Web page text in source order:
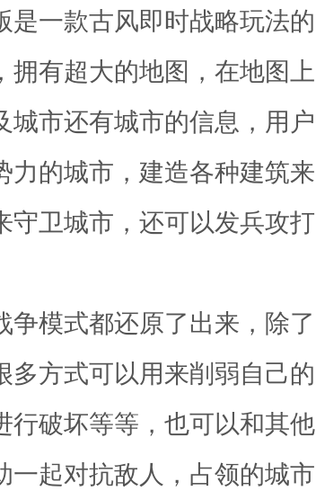
一款古风即时战略玩法的
有超大的地图，在地图上
市还有城市的信息，用户
的城市，建造各种建筑来
卫城市，还可以发兵攻打
模式都还原了出来，除了
方式可以用来削弱自己的
破坏等等，也可以和其他
起对抗敌人，占领的城市